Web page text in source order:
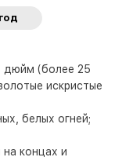
дюйм (более 25
искристые
белых огней;
концах и